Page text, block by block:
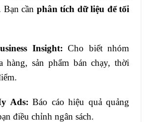
Bạn cần phân tích dữ liệu để tối
Insight: Cho biết nhóm
hàng, sản phẩm bán chạy, thời
Ads: Báo cáo hiệu quả quảng
điều chỉnh ngân sách.